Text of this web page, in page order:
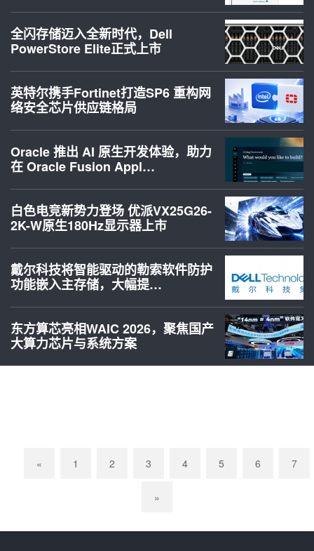
全闪存储迈入全新时代，Dell
PowerStore Elite正式上市
英特尔携手Fortinet打造SP6 重构网
络安全芯片供应链格局
Oracle 推出 AI 原生开发体验，助力
在 Oracle Fusion Appl…
白色电竞新势力登场 优派VX25G26-
2K-W原生180Hz显示器上市
戴尔科技将智能驱动的勒索软件防护
功能嵌入主存储，大幅提…
东方算芯亮相WAIC 2026，聚焦国产
大算力芯片与系统方案
« 1 2 3 4 5 6 7
»